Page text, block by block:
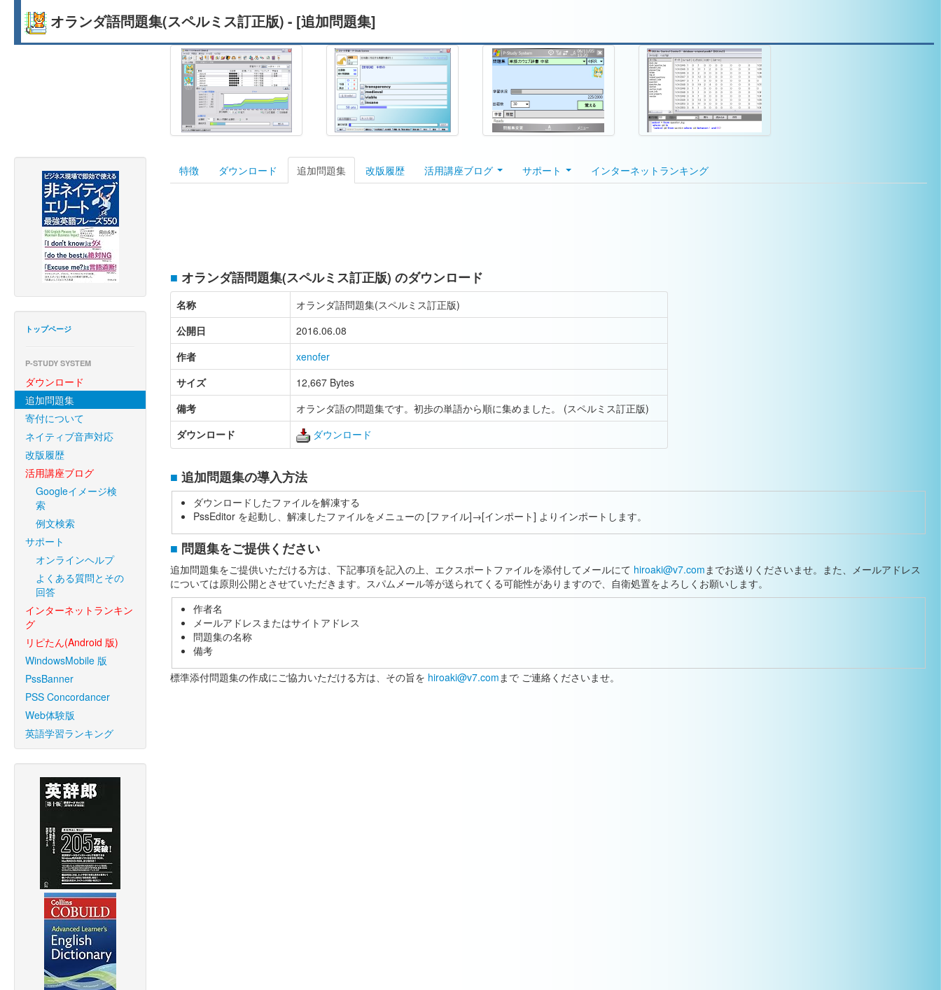
オランダ語問題集(スペルミス訂正版) - [追加問題集]
トップページ
P-STUDY SYSTEM
ダウンロード
追加問題集
寄付について
ネイティブ音声対応
改版履歴
活用講座ブログ
Googleイメージ検
索
例文検索
サポート
オンラインヘルプ
よくある質問とその
回答
インターネットランキン
グ
リピたん(Android 版)
WindowsMobile 版
PssBanner
PSS Concordancer
Web体験版
英語学習ランキング
特徴 ダウンロード 追加問題集 改版履歴 活用講座ブログ サポート インターネットランキング
■ オランダ語問題集(スペルミス訂正版) のダウンロード
名称
オランダ語問題集(スペルミス訂正版)
公開日
2016.06.08
作者
xenofer
サイズ
12,667 Bytes
備考
オランダ語の問題集です。初歩の単語から順に集めました。 (スペルミス訂正版)
ダウンロード
ダウンロード
■ 追加問題集の導入方法
ダウンロードしたファイルを解凍する
PssEditor を起動し、解凍したファイルをメニューの [ファイル]→[インポート] よりインポートします。
■ 問題集をご提供ください
追加問題集をご提供いただける方は、下記事項を記入の上、エクスポートファイルを添付してメールにて hiroaki@v7.comまでお送りくださいませ。また、メールアドレス
については原則公開とさせていただきます。スパムメール等が送られてくる可能性がありますので、自衛処置をよろしくお願いします。
作者名
メールアドレスまたはサイトアドレス
問題集の名称
備考
標準添付問題集の作成にご協力いただける方は、その旨を hiroaki@v7.comまで ご連絡くださいませ。